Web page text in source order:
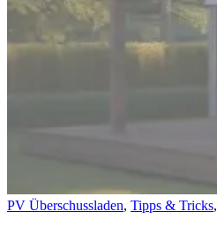
PV Überschussladen, Tipps & Tricks,